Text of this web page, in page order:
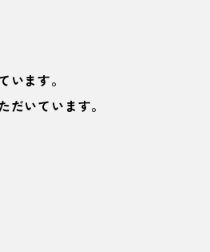
ます。
いています。